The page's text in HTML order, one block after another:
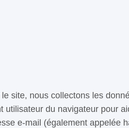
site, nous collectons les
utilisateur du navigateur pour
e-mail (également appelée